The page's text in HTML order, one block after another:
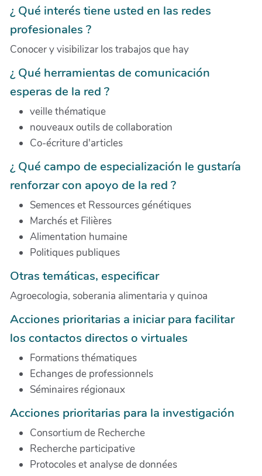
¿ Qué interés tiene usted en las redes
profesionales ?
Conocer y visibilizar los trabajos que hay
¿ Qué herramientas de comunicación
esperas de la red ?
veille thématique
nouveaux outils de collaboration
Co-écriture d'articles
¿ Qué campo de especialización le gustarí­a
renforzar con apoyo de la red ?
Semences et Ressources génétiques
Marchés et Filières
Alimentation humaine
Politiques publiques
Otras temáticas, especificar
Agroecologia, soberania alimentaria y quinoa
Acciones prioritarias a iniciar para facilitar
los contactos directos o virtuales
Formations thématiques
Echanges de professionnels
Séminaires régionaux
Acciones prioritarias para la investigación
Consortium de Recherche
Recherche participative
Protocoles et analyse de données